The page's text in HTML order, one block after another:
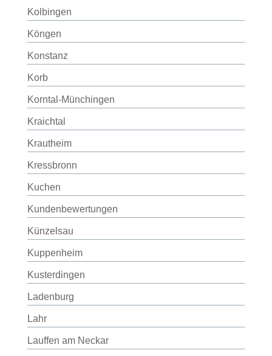
Kolbingen
Köngen
Konstanz
Korb
Korntal-Münchingen
Kraichtal
Krautheim
Kressbronn
Kuchen
Kundenbewertungen
Künzelsau
Kuppenheim
Kusterdingen
Ladenburg
Lahr
Lauffen am Neckar